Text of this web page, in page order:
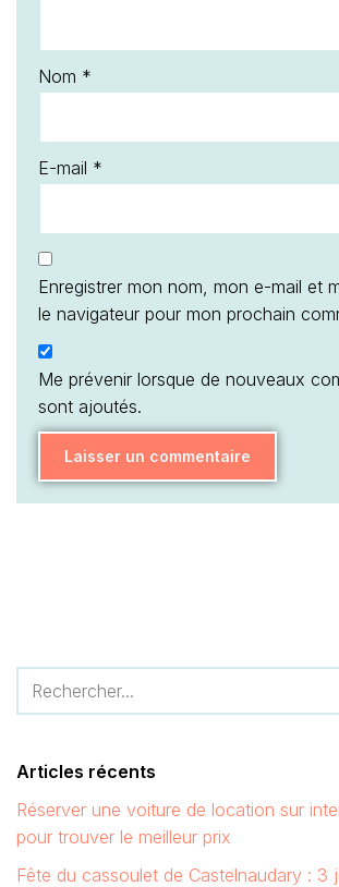
Nom *
E-mail *
Enregistrer mon nom, mon e-mail et
le navigateur pour mon prochain
Me prévenir lorsque de nouveaux
sont ajoutés.
Articles récents
Réserver une voiture de location sur
pour trouver le meilleur prix
Fête du cassoulet de Castelnaudary : 3